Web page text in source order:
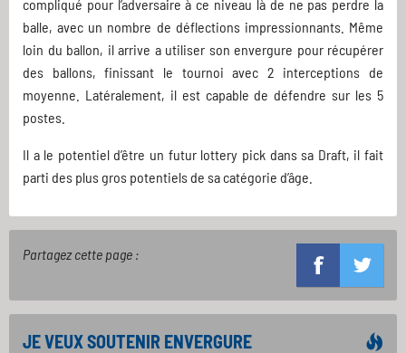
compliqué pour l’adversaire à ce niveau là de ne pas perdre la
balle, avec un nombre de déflections impressionnants. Même
loin du ballon, il arrive a utiliser son envergure pour récupérer
des ballons, finissant le tournoi avec 2 interceptions de
moyenne. Latéralement, il est capable de défendre sur les 5
postes.
Il a le potentiel d’être un futur lottery pick dans sa Draft, il fait
parti des plus gros potentiels de sa catégorie d’âge.
Partagez cette page :
JE VEUX SOUTENIR ENVERGURE